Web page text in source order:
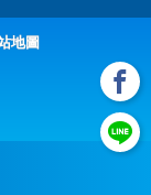
地圖